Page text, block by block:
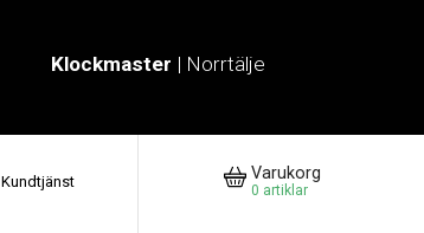
Klockmaster | Norrtälje
Kundtjänst Varukorg
0 artiklar